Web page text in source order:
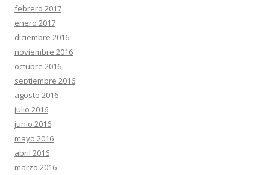
febrero 2017
enero 2017
diciembre 2016
noviembre 2016
octubre 2016
septiembre 2016
agosto 2016
julio 2016
junio 2016
mayo 2016
abril 2016
marzo 2016